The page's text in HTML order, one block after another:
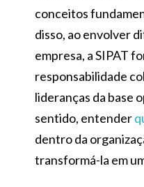
conceitos
disso, ao envolver
empresa, a SIPAT
responsabilidade
lideranças da base
sentido, entender
dentro da
transformá-la em